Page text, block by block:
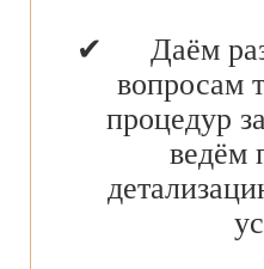
Даём
вопросам
процедур
ведём